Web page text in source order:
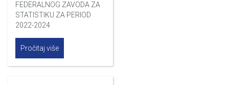
FEDERALNOG ZAVODA ZA
STATISTIKU ZA PERIOD
2022-2024
Pročitaj više